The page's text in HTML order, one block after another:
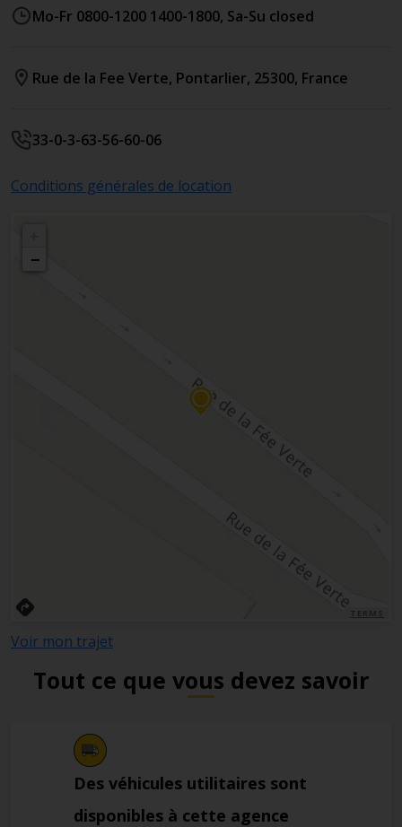
Mo-Fr 0800-1200 1400-1800, Sa-Su closed
Rue de la Fee Verte, Pontarlier, 25300, France
33-0-3-63-56-60-06
Conditions générales de location
−
Voir mon trajet
Tout ce que vous devez savoir
Des véhicules utilitaires sont
disponibles à cette agence